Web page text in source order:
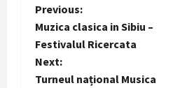
P
o
s
Previous:
Muzica clasica in Sibiu –
Festivalul Ricercata
Next:
Turneul național Musica